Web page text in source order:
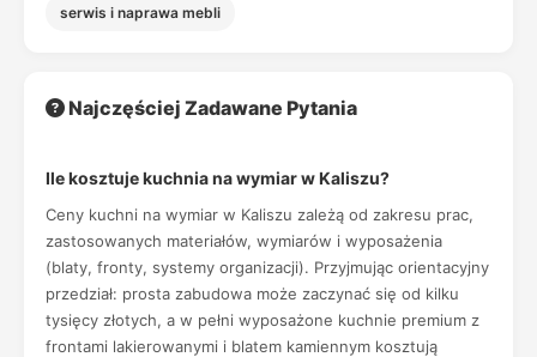
serwis i naprawa mebli
Najczęściej Zadawane Pytania
Ile kosztuje kuchnia na wymiar w Kaliszu?
Ceny kuchni na wymiar w Kaliszu zależą od zakresu prac,
zastosowanych materiałów, wymiarów i wyposażenia
(blaty, fronty, systemy organizacji). Przyjmując orientacyjny
przedział: prosta zabudowa może zaczynać się od kilku
tysięcy złotych, a w pełni wyposażone kuchnie premium z
frontami lakierowanymi i blatem kamiennym kosztują